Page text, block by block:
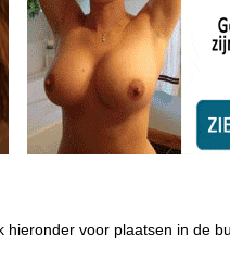
voor plaatsen in de